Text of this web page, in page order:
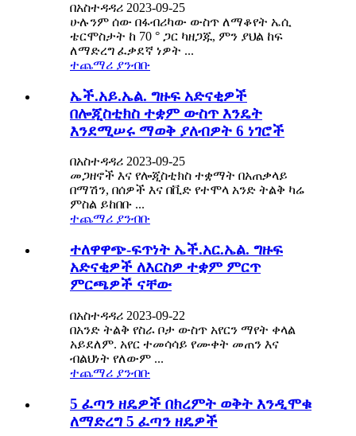
በአስተዳዳሪ 2023-09-25
ሁሉንም ሰው በፋብሪካው ውስጥ ለማቆየት ኤሲ
ቴርሞስታት ከ 70 ° ጋር ካዘጋጁ, ምን ያህል ከፍ
ለማድረግ ፈቃደኛ ነዎት ...
ተጨማሪ ያንብቡ
ኤች.አይ.ኤል. ግዙፍ አድናቂዎች
በሎጂስቲክስ ተቋም ውስጥ እንዴት
እንደሚሠሩ ማወቅ ያለብዎት 6 ነገሮች
በአስተዳዳሪ 2023-09-25
መጋዘኖች እና የሎጂስቲክስ ተቋማት በአጠቃላይ
በማሽን, በሰዎች እና በቪድ የተሞላ አንድ ትልቅ ካሬ
ምስል ይከበቡ ...
ተጨማሪ ያንብቡ
ተለዋዋጭ-ፍጥነት ኤች.አር.ኤል. ግዙፍ
አድናቂዎች ለእርስዎ ተቋም ምርጥ
ምርጫዎች ናቸው
በአስተዳዳሪ 2023-09-22
በአንድ ትልቅ የስራ ቦታ ውስጥ አየርን ማየት ቀላል
አይደለም. አየር ተመሳሳይ የሙቀት መጠን እና
ብልህነት የለውም ...
ተጨማሪ ያንብቡ
5 ፈጣን ዘዴዎች በክረምት ወቅት እንዲሞቁ
ለማድረግ 5 ፈጣን ዘዴዎች